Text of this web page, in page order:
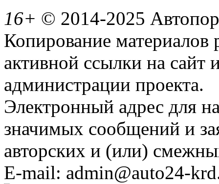
16+ © 2014-2025
Копирование материалов
активной ссылки на сайт
администрации проекта.
Электронный адрес для
значимых сообщений и
авторских и (или)
E-mail: admin@auto24-